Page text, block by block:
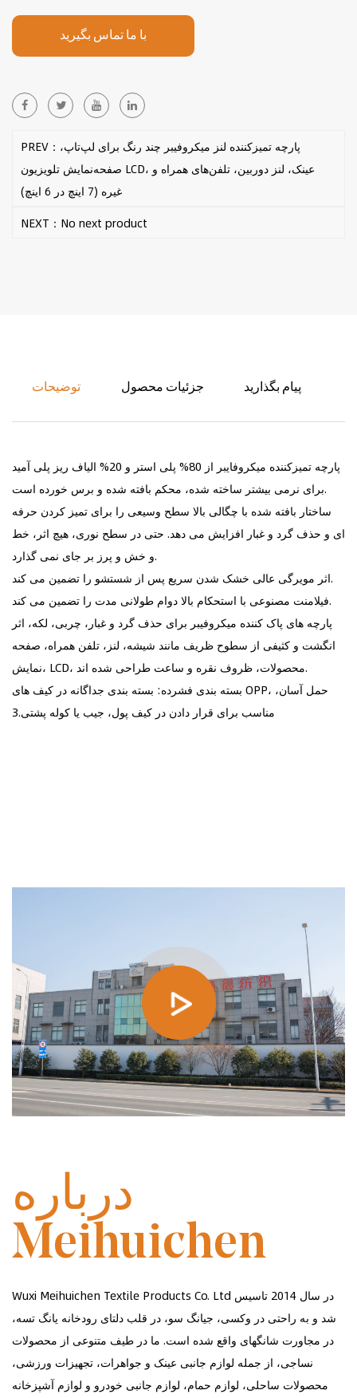
با ما تماس بگیرید
PREV：پارچه تمیزکننده لنز میکروفیبر چند رنگ برای لپ‌تاپ،
صفحه‌نمایش تلویزیون LCD، عینک، لنز دوربین، تلفن‌های همراه و
غیره (7 اینچ در 6 اینچ)
NEXT：No next product
توضیحات جزئیات محصول پیام بگذارید
پارچه تمیزکننده میکروفایبر از 80% پلی استر و 20% الیاف ریز پلی آمید
برای نرمی بیشتر ساخته شده، محکم بافته شده و برس خورده است.
ساختار بافته شده با چگالی بالا سطح وسیعی را برای تمیز کردن حرفه
ای و حذف گرد و غبار افزایش می دهد. حتی در سطح نوری، هیچ اثر، خط
و خش و پرز بر جای نمی گذارد.
اثر مویرگی عالی خشک شدن سریع پس از شستشو را تضمین می کند.
فیلامنت مصنوعی با استحکام بالا دوام طولانی مدت را تضمین می کند.
پارچه های پاک کننده میکروفیبر برای حذف گرد و غبار، چربی، لکه، اثر
انگشت و کثیفی از سطوح ظریف مانند شیشه، لنز، تلفن همراه، صفحه
نمایش، LCD، محصولات، ظروف نقره و ساعت طراحی شده اند.
بسته بندی فشرده: بسته بندی جداگانه در کیف های OPP، حمل آسان،
مناسب برای قرار دادن در کیف پول، جیب یا کوله پشتی.3
درباره
Meihuichen
Wuxi Meihuichen Textile Products Co. Ltd در سال 2014 تاسیس
شد و به راحتی در وکسی، جیانگ سو، در قلب دلتای رودخانه یانگ تسه،
در مجاورت شانگهای واقع شده است. ما در طیف متنوعی از محصولات
نساجی، از جمله لوازم جانبی عینک و جواهرات، تجهیزات ورزشی،
محصولات ساحلی، لوازم حمام، لوازم جانبی خودرو و لوازم آشپزخانه